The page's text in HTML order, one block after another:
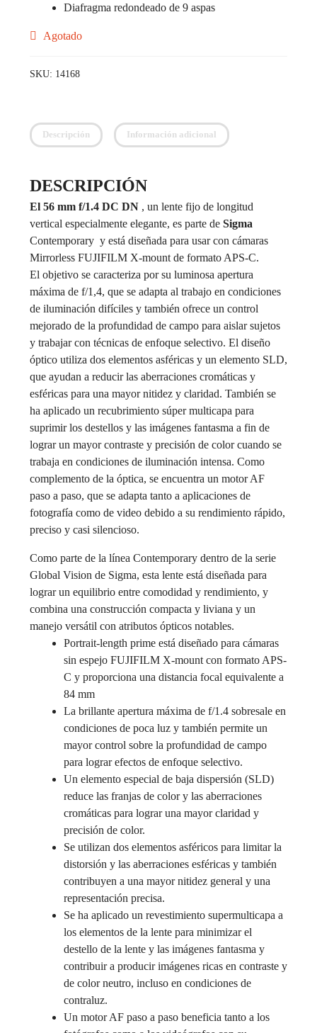
Diafragma redondeado de 9 aspas
Agotado
SKU: 14168
Descripción Información adicional
DESCRIPCIÓN
El 56 mm f/1.4 DC DN, un lente fijo de longitud
vertical especialmente elegante, es parte de Sigma
Contemporary y está diseñada para usar con cámaras
Mirrorless FUJIFILM X-mount de formato APS-C.
El objetivo se caracteriza por su luminosa apertura
máxima de f/1,4, que se adapta al trabajo en condiciones
de iluminación difíciles y también ofrece un control
mejorado de la profundidad de campo para aislar sujetos
y trabajar con técnicas de enfoque selectivo. El diseño
óptico utiliza dos elementos asféricas y un elemento SLD,
que ayudan a reducir las aberraciones cromáticas y
esféricas para una mayor nitidez y claridad. También se
ha aplicado un recubrimiento súper multicapa para
suprimir los destellos y las imágenes fantasma a fin de
lograr un mayor contraste y precisión de color cuando se
trabaja en condiciones de iluminación intensa. Como
complemento de la óptica, se encuentra un motor AF
paso a paso, que se adapta tanto a aplicaciones de
fotografía como de video debido a su rendimiento rápido,
preciso y casi silencioso.
Como parte de la línea Contemporary dentro de la serie
Global Vision de Sigma, esta lente está diseñada para
lograr un equilibrio entre comodidad y rendimiento, y
combina una construcción compacta y liviana y un
manejo versátil con atributos ópticos notables.
Portrait-length prime está diseñado para cámaras
sin espejo FUJIFILM X-mount con formato APS-
C y proporciona una distancia focal equivalente a
84 mm
La brillante apertura máxima de f/1.4 sobresale en
condiciones de poca luz y también permite un
mayor control sobre la profundidad de campo
para lograr efectos de enfoque selectivo.
Un elemento especial de baja dispersión (SLD)
reduce las franjas de color y las aberraciones
cromáticas para lograr una mayor claridad y
precisión de color.
Se utilizan dos elementos asféricos para limitar la
distorsión y las aberraciones esféricas y también
contribuyen a una mayor nitidez general y una
representación precisa.
Se ha aplicado un revestimiento supermulticapa a
los elementos de la lente para minimizar el
destello de la lente y las imágenes fantasma y
contribuir a producir imágenes ricas en contraste y
de color neutro, incluso en condiciones de
contraluz.
Un motor AF paso a paso beneficia tanto a los